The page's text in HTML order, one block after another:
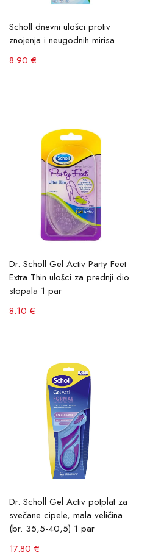
Scholl dnevni ulošci protiv
znojenja i neugodnih mirisa
8.90 €
Dr. Scholl Gel Activ Party Feet
Extra Thin ulošci za prednji dio
stopala 1 par
8.10 €
Dr. Scholl Gel Activ potplat za
svečane cipele, mala veličina
(br. 35,5-40,5) 1 par
17.80 €